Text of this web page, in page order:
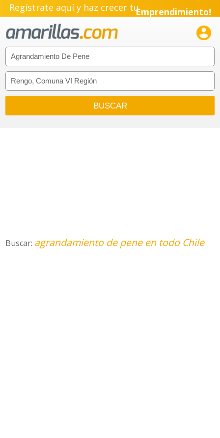
Regístrate aquí y haz crecer tuEmprendimiento!

Buscar: agrandamiento de pene en todo Chile